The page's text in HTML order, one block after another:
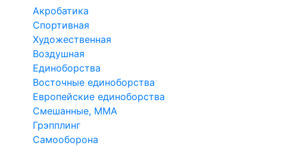
Акробатика
Спортивная
Художественная
Воздушная
Единоборства
Восточные единоборства
Европейские единоборства
Смешанные, ММА
Грэпплинг
Самооборона